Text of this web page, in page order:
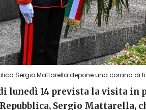
Sergio Mattarella depone una corana di
lunedì 14 prevista la visita in
Sergio Mattarella,